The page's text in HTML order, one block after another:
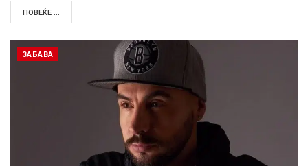
ПОВЕЌЕ ...
ЗАБАВА